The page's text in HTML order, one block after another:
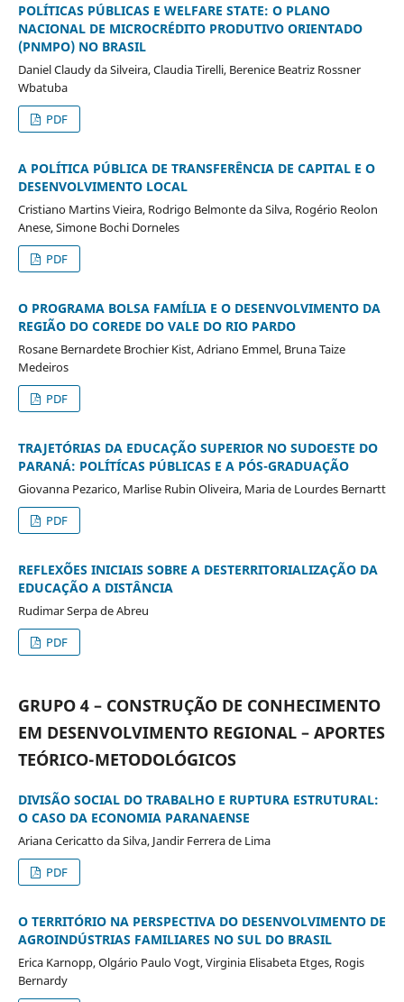
POLÍTICAS PÚBLICAS E WELFARE STATE: O PLANO
NACIONAL DE MICROCRÉDITO PRODUTIVO ORIENTADO
(PNMPO) NO BRASIL
Daniel Claudy da Silveira, Claudia Tirelli, Berenice Beatriz Rossner
Wbatuba
PDF
A POLÍTICA PÚBLICA DE TRANSFERÊNCIA DE CAPITAL E O
DESENVOLVIMENTO LOCAL
Cristiano Martins Vieira, Rodrigo Belmonte da Silva, Rogério Reolon
Anese, Simone Bochi Dorneles
PDF
O PROGRAMA BOLSA FAMÍLIA E O DESENVOLVIMENTO DA
REGIÃO DO COREDE DO VALE DO RIO PARDO
Rosane Bernardete Brochier Kist, Adriano Emmel, Bruna Taize
Medeiros
PDF
TRAJETÓRIAS DA EDUCAÇÃO SUPERIOR NO SUDOESTE DO
PARANÁ: POLÍTÍCAS PÚBLICAS E A PÓS-GRADUAÇÃO
Giovanna Pezarico, Marlise Rubin Oliveira, Maria de Lourdes Bernartt
PDF
REFLEXÕES INICIAIS SOBRE A DESTERRITORIALIZAÇÃO DA
EDUCAÇÃO A DISTÂNCIA
Rudimar Serpa de Abreu
PDF
GRUPO 4 – CONSTRUÇÃO DE CONHECIMENTO
EM DESENVOLVIMENTO REGIONAL – APORTES
TEÓRICO-METODOLÓGICOS
DIVISÃO SOCIAL DO TRABALHO E RUPTURA ESTRUTURAL:
O CASO DA ECONOMIA PARANAENSE
Ariana Cericatto da Silva, Jandir Ferrera de Lima
PDF
O TERRITÓRIO NA PERSPECTIVA DO DESENVOLVIMENTO DE
AGROINDÚSTRIAS FAMILIARES NO SUL DO BRASIL
Erica Karnopp, Olgário Paulo Vogt, Virginia Elisabeta Etges, Rogis
Bernardy